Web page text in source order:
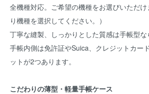
全機種対応。ご希望の機種をお選びいただ
り機種を選択してください。）
丁寧な縫製、しっかりとした質感は手帳型な
手帳内側は免許証やSuica、クレジットカー
ットが2つあります。
こだわりの薄型・軽量手帳ケース